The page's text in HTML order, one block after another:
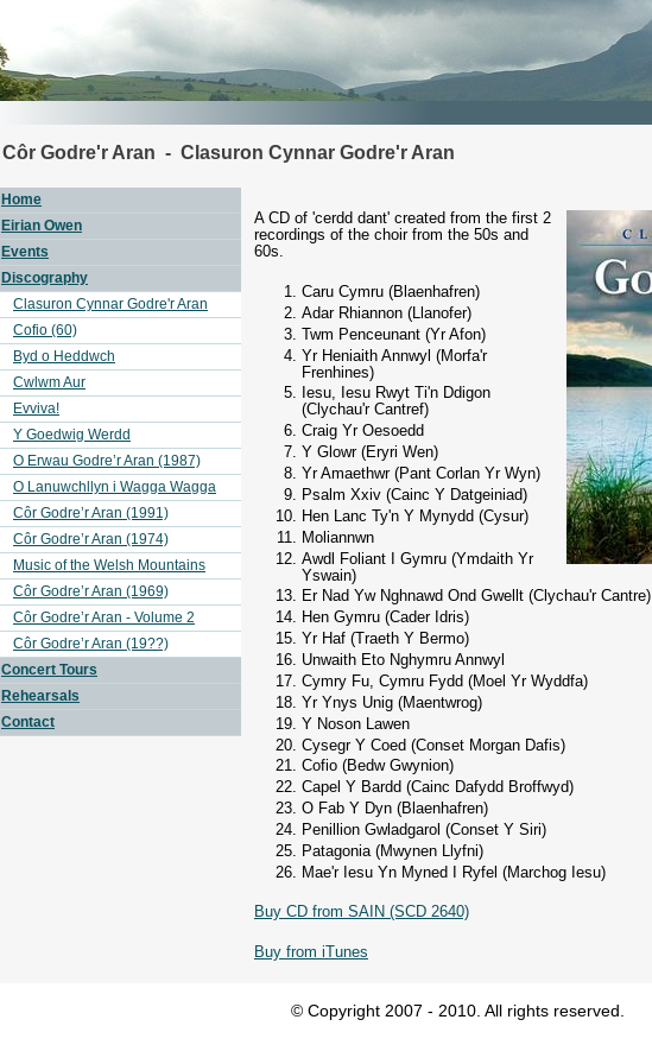
A CD of 'cerdd dant' created from the first 2
recordings of the choir from the 50s and
60s.
Caru Cymru (Blaenhafren)
Adar Rhiannon (Llanofer)
Twm Penceunant (Yr Afon)
Yr Heniaith Annwyl (Morfa'r
Frenhines)
Iesu, Iesu Rwyt Ti'n Ddigon
(Clychau'r Cantref)
Craig Yr Oesoedd
Y Glowr (Eryri Wen)
Yr Amaethwr (Pant Corlan Yr Wyn)
Psalm Xxiv (Cainc Y Datgeiniad)
Hen Lanc Ty'n Y Mynydd (Cysur)
Moliannwn
Awdl Foliant I Gymru (Ymdaith Yr
Yswain)
Er Nad Yw Nghnawd Ond Gwellt (Clychau'r Cantre)
Hen Gymru (Cader Idris)
Yr Haf (Traeth Y Bermo)
Unwaith Eto Nghymru Annwyl
Cymry Fu, Cymru Fydd (Moel Yr Wyddfa)
Yr Ynys Unig (Maentwrog)
Y Noson Lawen
Cysegr Y Coed (Conset Morgan Dafis)
Cofio (Bedw Gwynion)
Capel Y Bardd (Cainc Dafydd Broffwyd)
O Fab Y Dyn (Blaenhafren)
Penillion Gwladgarol (Conset Y Siri)
Patagonia (Mwynen Llyfni)
Mae'r Iesu Yn Myned I Ryfel (Marchog Iesu)
Buy CD from SAIN (SCD 2640)
Buy from iTunes
Home
Eirian Owen
Events
Discography
Clasuron Cynnar Godre'r Aran
Cofio (60)
Byd o Heddwch
Cwlwm Aur
Evviva!
Y Goedwig Werdd
O Erwau Godre’r Aran (1987)
O Lanuwchllyn i Wagga Wagga
Côr Godre’r Aran (1991)
Côr Godre’r Aran (1974)
Music of the Welsh Mountains
Côr Godre’r Aran (1969)
Côr Godre’r Aran - Volume 2
Côr Godre’r Aran (19??)
Concert Tours
Rehearsals
Contact
Côr Godre'r Aran - Clasuron Cynnar Godre'r Aran
© Copyright 2007 - 2010. All rights reserved.